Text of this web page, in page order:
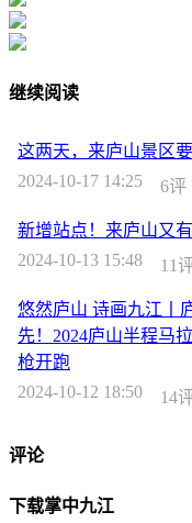
继续阅读
这两天，来庐山景区
2024-10-17 14:25
6评
新增站点！来庐山又有
2024-10-13 15:48
11
悠然庐山 诗画九江丨
先！2024庐山半程马
枪开跑
2024-10-12 18:50
14
评论
下载掌中九江